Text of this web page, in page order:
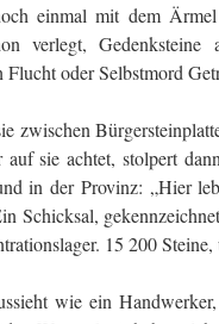
einmal mit dem
verlegt,
oder Selbstmord
zwischen
sie achtet, stolpert
in der Provinz: „Hier
Schicksal,
15 200
wie ein